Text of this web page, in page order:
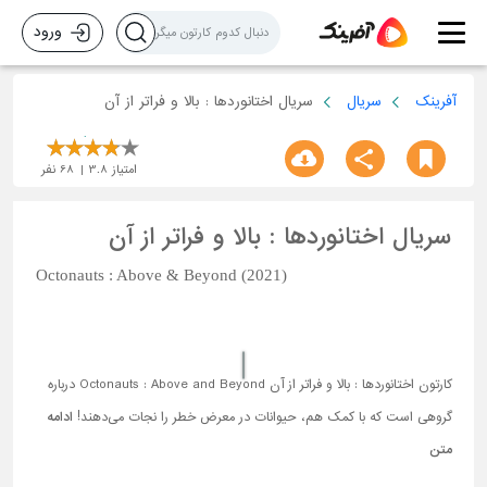
ورود
آفرینک سریال سریال اختانوردها : بالا و فراتر از آن
امتیاز 3.8
68 نفر
سریال اختانوردها : بالا و فراتر از آن
Octonauts : Above & Beyond (2021)
کارتون اختانوردها : بالا و فراتر از آن Octonauts : Above and Beyond درباره
گروهی است که با کمک هم، حیوانات در معرض خطر را نجات می‌دهند! ادامه
متن